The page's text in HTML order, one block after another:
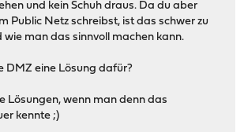
und kein Schuh draus. Da du aber
Public Netz schreibst, ist das schwer zu
wie man das sinnvoll machen kann.
DMZ eine Lösung dafür?
Lösungen, wenn man denn das
kennte ;)